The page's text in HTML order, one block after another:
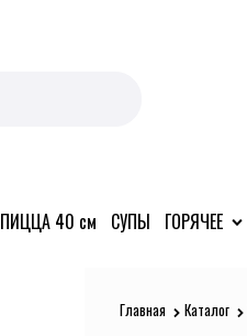
ПИЦЦА 40 см СУПЫ ГОРЯЧЕЕ
Главная Каталог